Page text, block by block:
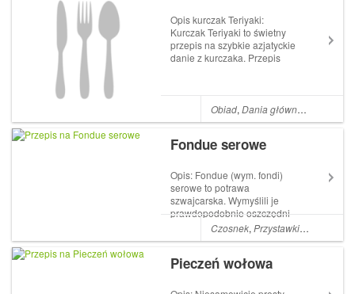
Opis kurczak Teriyaki:
Kurczak Teriyaki to świetny
przepis na szybkie azjatyckie
danie z kurczaka. Przepis
sposobów, korzystając ze
składników, które akurat
Obiad,Dania główne ,
Fondue serowe
Opis: Fondue (wym. fondi)
serowe to potrawa
szwajcarska. Wymyślili je
prawdopodobnie oszczędni
Szwajcarzy, którym szkoda
było wyrzucać zaschniętego
przygotowuje się tradycyjnie
przeznaczonym kociołku,
Czosnek,Przystawki,Gałka
Pieczeń wołowa